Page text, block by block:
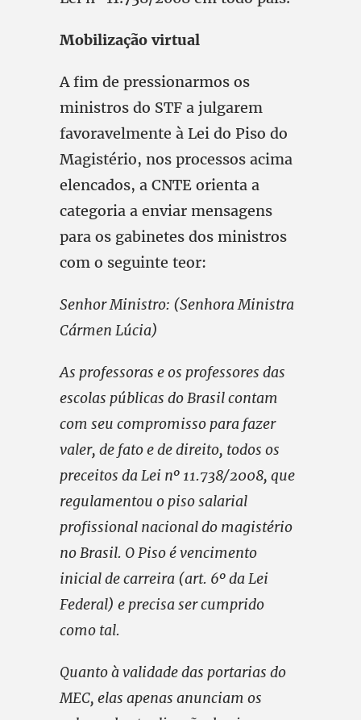
Mobilização virtual
A fim de pressionarmos os
ministros do STF a julgarem
favoravelmente à Lei do Piso do
Magistério, nos processos acima
elencados, a CNTE orienta a
categoria a enviar mensagens
para os gabinetes dos ministros
com o seguinte teor:
Senhor Ministro: (Senhora Ministra
Cármen Lúcia)
As professoras e os professores das
escolas públicas do Brasil contam
com seu compromisso para fazer
valer, de fato e de direito, todos os
preceitos da Lei nº 11.738/2008, que
regulamentou o piso salarial
profissional nacional do magistério
no Brasil. O Piso é vencimento
inicial de carreira (art. 6º da Lei
Federal) e precisa ser cumprido
como tal.
Quanto à validade das portarias do
MEC, elas apenas anunciam os